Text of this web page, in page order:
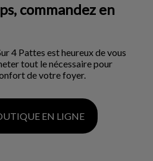
commandez en
4 Pattes est heureux de vous
tout le nécessaire pour
de votre foyer.
EN LIGNE